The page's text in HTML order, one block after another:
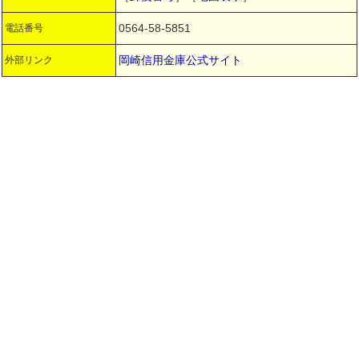
電話番号 0564-58-5851
外部リンク 岡崎信用金庫公式サイト